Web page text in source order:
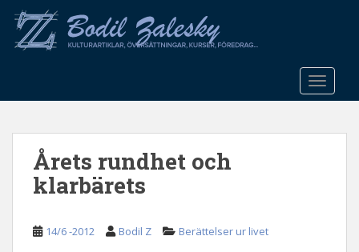
o
Årets rundhet och
klarbärets
14/6 -2012 Bodil Z Berättelser ur livet